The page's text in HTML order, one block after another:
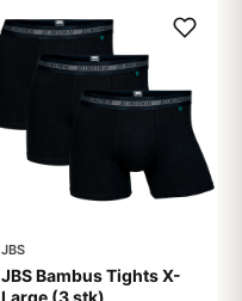
JBS
JBS Bambus Tights X-
Large (3 stk)